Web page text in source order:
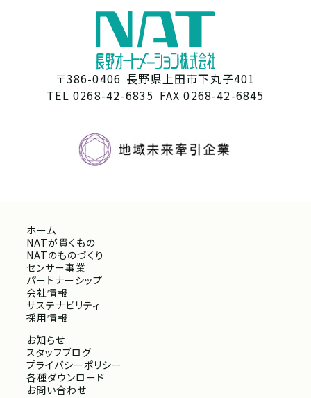
〒386-0406 長野県上田市下丸子401
TEL 0268-42-6835 FAX 0268-42-6845
ホーム
NATが貫くもの
NATのものづくり
センサー事業
パートナーシップ
会社情報
サステナビリティ
採用情報
お知らせ
スタッフブログ
プライバシーポリシー
各種ダウンロード
お問い合わせ